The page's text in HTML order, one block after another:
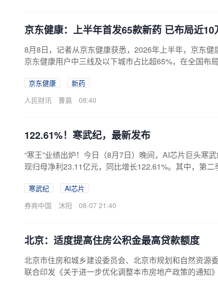
京东健康：上半年首发65款新药 已布局近
8月8日，记者从京东健康获悉，2026年上半年，京东
京东健康用户中三线及以下城市占比超65%，在全国布
京东健康
新药
人民财讯
曹晨 08:40
122.61%！寒武纪，最新发布
“寒王”业绩出炉！今日（8月7日）晚间，AI芯片巨头寒
现归母净利23.11亿元，同比增长122.61%。其中，第
100%，最新市值为7539亿元。有券商表示，在国产算
份额有望进一步提升。寒武纪上半年业绩大幅增长寒武
寒武纪
AI芯片
券商中国
沐阳 08-07 21:40
北京：适度提高住房公积金最高贷款额度
北京市住房和城乡建设委员会、北京市规划和自然资源
联合印发《关于进一步优化调整本市房地产政策的通知